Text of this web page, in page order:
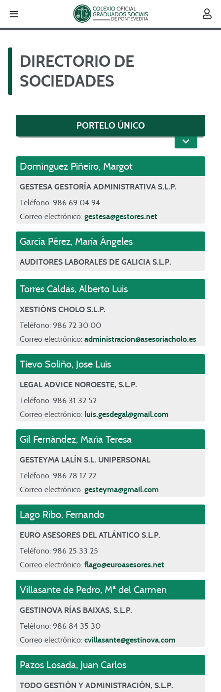
≡ 
DIRECTORIO DE
SOCIEDADES
PORTELO ÚNICO
Domínguez Piñeiro, Margot
GESTESA GESTORÍA ADMINISTRATIVA S.L.P.
Teléfono: 986 69 04 94
Correo electrónico: gestesa@gestores.net
García Pérez, María Ángeles
AUDITORES LABORALES DE GALICIA S.L.P.
Torres Caldas, Alberto Luis
XESTIÓNS CHOLO S.L.P.
Teléfono: 986 72 30 00
Correo electrónico: administracion@asesoriacholo.es
Tievo Soliño, Jose Luis
LEGAL ADVICE NOROESTE, S.L.P.
Teléfono: 986 31 32 52
Correo electrónico: luis.gesdegal@gmail.com
Gil Fernández, María Teresa
GESTEYMA LALÍN S.L. UNIPERSONAL
Teléfono: 986 78 17 22
Correo electrónico: gesteyma@gmail.com
Lago Ribo, Fernando
EURO ASESORES DEL ATLÁNTICO S.L.P.
Teléfono: 986 25 33 25
Correo electrónico: flago@euroasesores.net
Villasante de Pedro, Mª del Carmen
GESTINOVA RÍAS BAIXAS, S.L.P.
Teléfono: 986 84 35 30
Correo electrónico: cvillasante@gestinova.com
Pazos Losada, Juan Carlos
TODO GESTIÓN Y ADMINISTRACIÓN, S.L.P.